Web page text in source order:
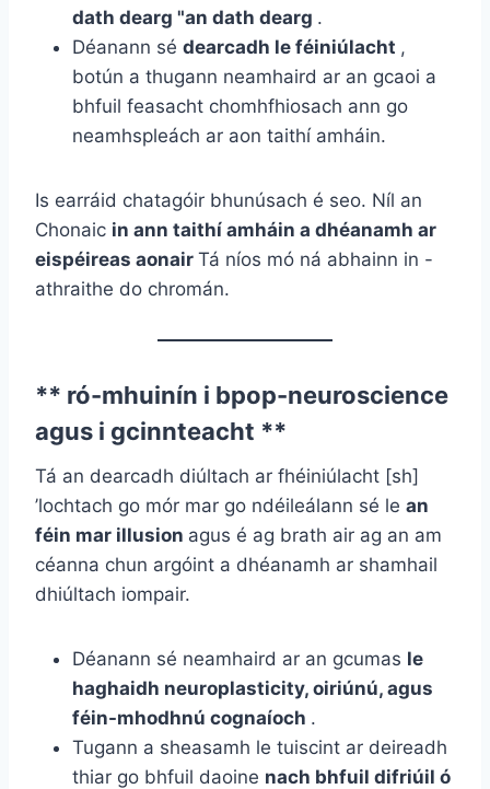
dath dearg "an dath dearg .
Déanann sé dearcadh le féiniúlacht ,
botún a thugann neamhaird ar an gcaoi a
bhfuil feasacht chomhfhiosach ann go
neamhspleách ar aon taithí amháin.
Is earráid chatagóir bhunúsach é seo. Níl an
Chonaic in ann taithí amháin a dhéanamh ar
eispéireas aonair Tá níos mó ná abhainn in -
athraithe do chromán.
** ró-mhuinín i bpop-neuroscience
agus i gcinnteacht **
Tá an dearcadh diúltach ar fhéiniúlacht [sh]
’lochtach go mór mar go ndéileálann sé le an
féin mar illusion agus é ag brath air ag an am
céanna chun argóint a dhéanamh ar shamhail
dhiúltach iompair.
Déanann sé neamhaird ar an gcumas le
haghaidh neuroplasticity, oiriúnú, agus
féin-mhodhnú cognaíoch .
Tugann a sheasamh le tuiscint ar deireadh
thiar go bhfuil daoine nach bhfuil difriúil ó